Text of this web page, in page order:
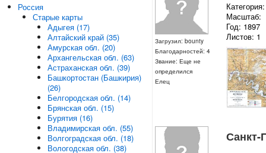
Загрузил: bounty
Благодарностей: 4
Звание: Еще не
определился
Елец
Масштаб:
Год: 1897
Листов: 1
Санкт-
Россия
Старые карты
Адыгея (17)
Алтайский край (35)
Амурская обл. (20)
Архангельская обл. (63)
Астраханская обл. (39)
Башкортостан (Башкирия)
(26)
Белгородская обл. (14)
Брянская обл. (15)
Бурятия (16)
Владимирская обл. (55)
Волгоградская обл. (18)
Вологодская обл. (38)